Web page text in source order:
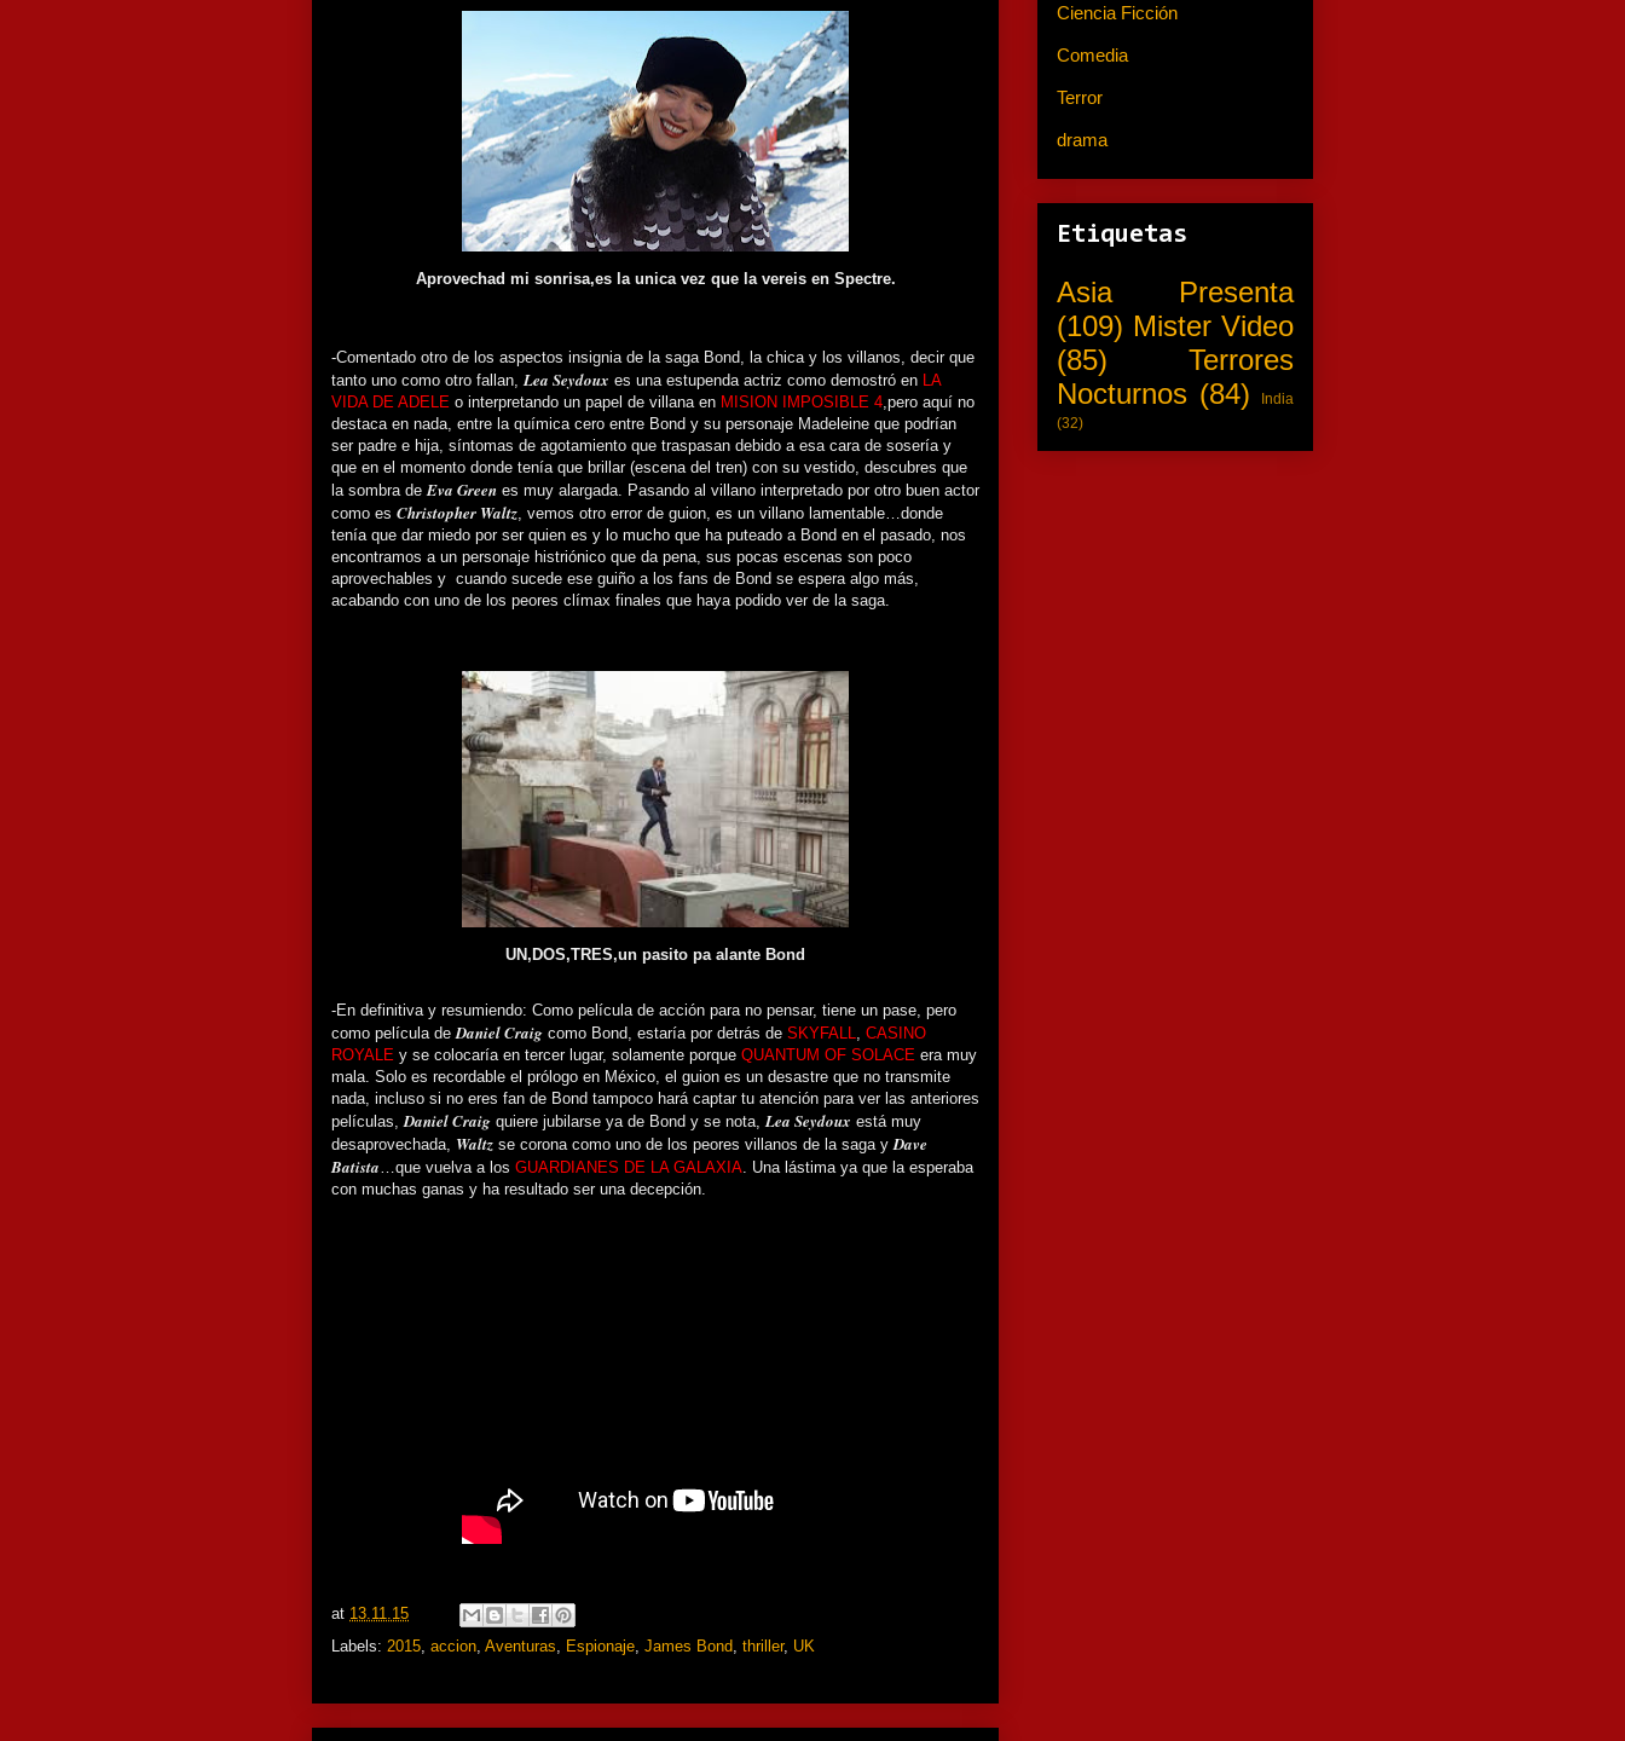
Aprovechad mi sonrisa,es la unica vez que la vereis en Spectre.
-Comentado otro de los aspectos insignia de la saga Bond, la chica y los villanos, decir que
tanto uno como otro fallan, Lea Seydoux es una estupenda actriz como demostró en LA
VIDA DE ADELE o interpretando un papel de villana en MISION IMPOSIBLE 4 ,pero aquí no
destaca en nada, entre la química cero entre Bond y su personaje Madeleine que podrían
ser padre e hija, síntomas de agotamiento que traspasan debido a esa cara de sosería y
que en el momento donde tenía que brillar (escena del tren) con su vestido, descubres que
la sombra de Eva Green es muy alargada. Pasando al villano interpretado por otro buen actor
como es Christopher Waltz , vemos otro error de guion, es un villano lamentable…donde
tenía que dar miedo por ser quien es y lo mucho que ha puteado a Bond en el pasado, nos
encontramos a un personaje histriónico que da pena, sus pocas escenas son poco
aprovechables y cuando sucede ese guiño a los fans de Bond se espera algo más,
acabando con uno de los peores clímax finales que haya podido ver de la saga.
UN,DOS,TRES,un pasito pa alante Bond
-En definitiva y resumiendo: Como película de acción para no pensar, tiene un pase, pero
como película deDaniel Craig como Bond, estaría por detrás de SKYFALL, CASINO
ROYALE y se colocaría en tercer lugar, solamente porque QUANTUM OF SOLACE era muy
mala. Solo es recordable el prólogo en México, el guion es un desastre que no transmite
nada, incluso si no eres fan de Bond tampoco hará captar tu atención para ver las anteriores
películas,Daniel Craig quiere jubilarse ya de Bond y se nota,Lea Seydoux está muy
desaprovechada, Waltz se corona como uno de los peores villanos de la saga yDave
Batista…que vuelva a los GUARDIANES DE LA GALAXIA. Una lástima ya que la esperaba
con muchas ganas y ha resultado ser una decepción.
at 13.11.15
Labels: 2015, accion, Aventuras, Espionaje, James Bond, thriller, UK
Ciencia Ficción
Comedia
Terror
drama
Etiquetas
Asia Presenta
(109) Mister Video
(85)
Terrores
Nocturnos (84)
India
(32)